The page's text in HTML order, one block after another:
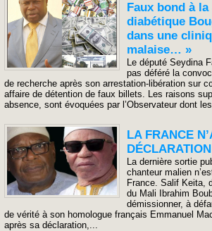
Faux bond à
diabétique
dans une
malaise… »
Le député Seydina
pas déféré la
de recherche après son arrestation-libération sur
affaire de détention de faux billets. Les raisons
absence, sont évoquées par l’Observateur dont
LA FRANCE
La dernière sortie
chanteur malien
France. Salif Keita,
du Mali Ibrahim
démissionner, à
de vérité à son homologue français Emmanuel
après sa déclaration,...